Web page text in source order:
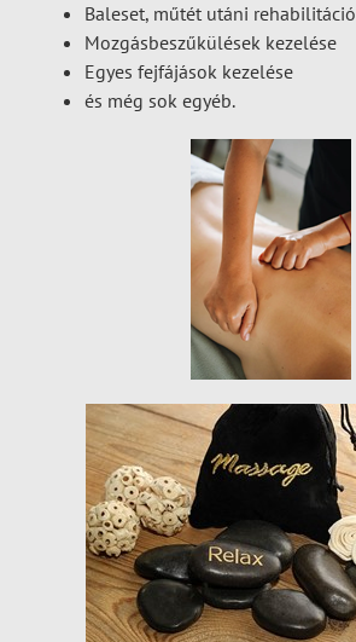
Baleset, műtét utáni rehabilitáció
Mozgásbeszűkülések kezelése
Egyes fejfájások kezelése
és még sok egyéb.